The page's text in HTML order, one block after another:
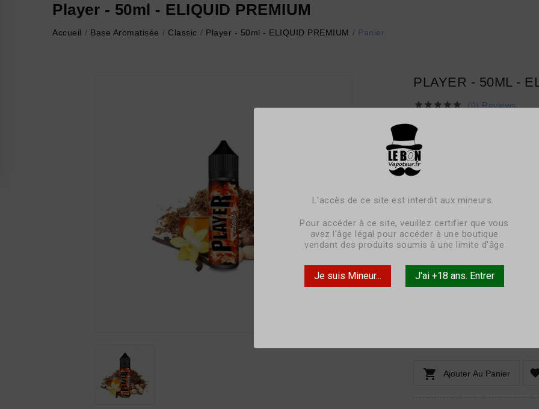
L'accès de ce site est interdit aux mineurs.
Pour accéder à ce site, veuillez certifier que vous
avez l'âge légal pour accéder à une boutique
vendant des produits soumis à une limite d'âge
Je suis Mineur... J'ai +18 ans. Entrer
Player - 50ml - ELIQUID PREMIUM
Accueil Base Aromatisée Classic Player - 50ml - ELIQUID PREMIUM Panier
PLAYER - 50ML -
     (0) Reviews
14,90 €
TTC
livraison sous 3-5 jours
Classic, rhum vanillé,
Pack à l'unité
Contenance 50ml
 Ajouter Au Panier